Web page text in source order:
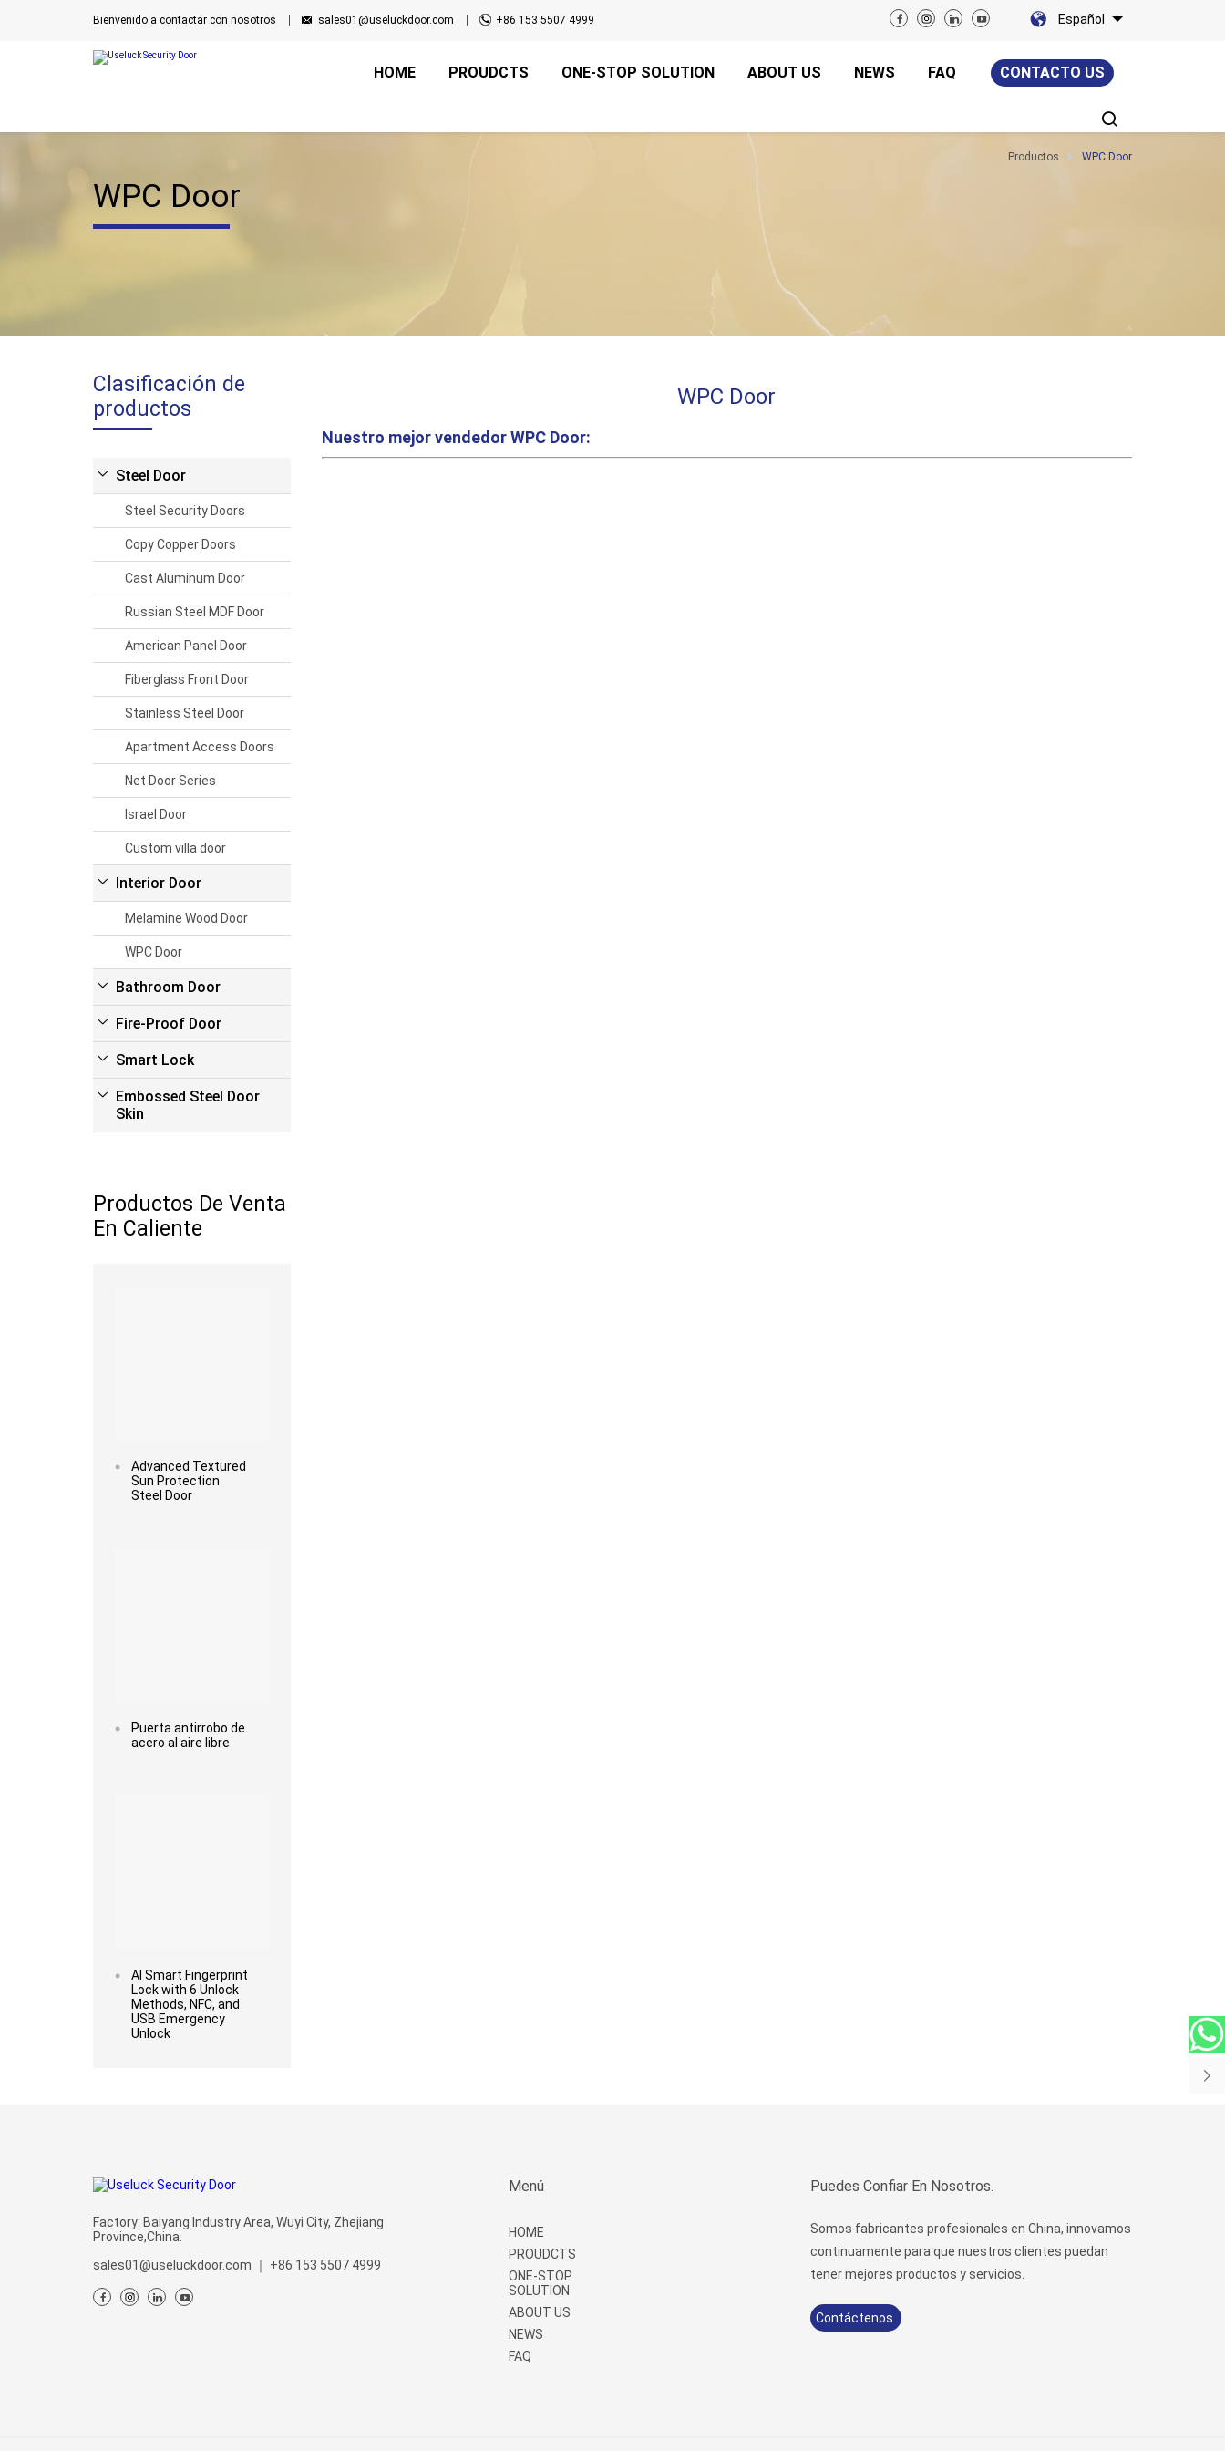
Bienvenido a contactar con nosotros sales01@useluckdoor.com +86 153 5507 4999 Español
CONTACTO US
HOME PROUDCTS ONE-STOP SOLUTION ABOUT US NEWS FAQ
Productos WPC Door
WPC Door
Clasificación de
productos
Steel Door
Steel Security Doors
Copy Copper Doors
Cast Aluminum Door
Russian Steel MDF Door
American Panel Door
Fiberglass Front Door
Stainless Steel Door
Apartment Access Doors
Net Door Series
Israel Door
Custom villa door
Interior Door
Melamine Wood Door
WPC Door
Bathroom Door
Fire-Proof Door
Smart Lock
Embossed Steel Door
Skin
Productos De Venta
En Caliente
Advanced Textured
Sun Protection
Steel Door
Puerta antirrobo de
acero al aire libre
AI Smart Fingerprint
Lock with 6 Unlock
Methods, NFC, and
USB Emergency
Unlock
WPC Door
Nuestro mejor vendedorWPC Door:
Factory: Baiyang Industry Area, Wuyi City, Zhejiang
Province,China.
sales01@useluckdoor.com
｜ +86 153 5507 4999
Menú
HOME
PROUDCTS
ONE-STOP
SOLUTION
ABOUT US
NEWS
FAQ
Puedes Confiar En Nosotros.
Somos fabricantes profesionales en China, innovamos
continuamente para que nuestros clientes puedan
tener mejores productos y servicios.
Contáctenos.